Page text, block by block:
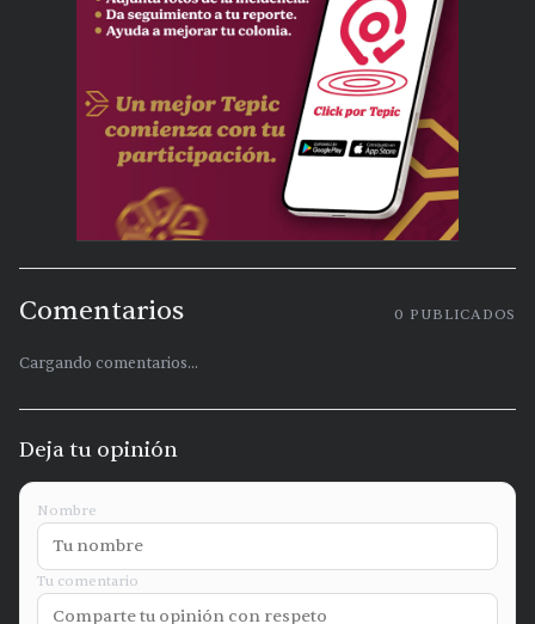
Comentarios 0 PUBLICADOS
Cargando comentarios...
Deja tu opinión
Nombre
Tu comentario